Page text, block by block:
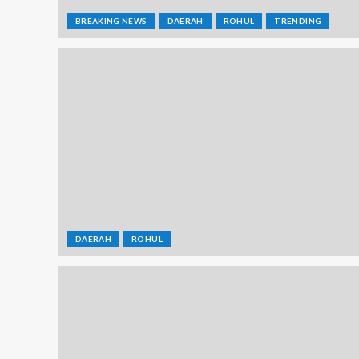
BREAKING NEWS DAERAH ROHUL TRENDING
DAERAH ROHUL